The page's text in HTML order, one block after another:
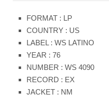
FORMAT : LP
COUNTRY : US
LABEL : WS LATINO
YEAR : 76
NUMBER : WS 4090
RECORD : EX
JACKET : NM